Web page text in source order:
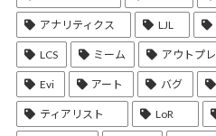
アナリティクス LJL
LCS ミーム アウトプ
Evi アート バグ
ティアリスト LoR